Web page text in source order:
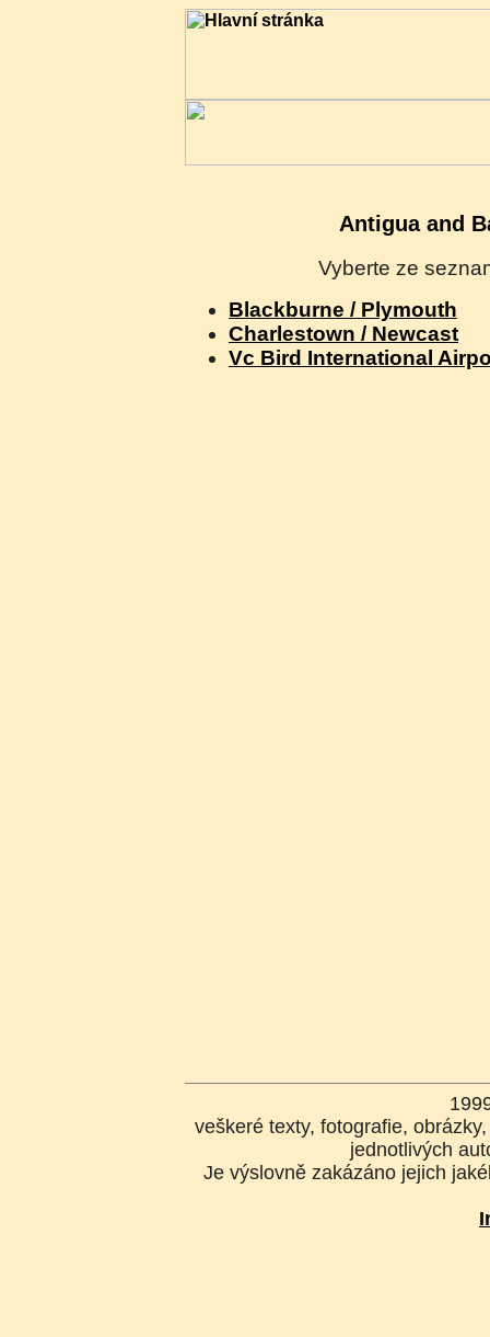
Antigua and
Vyberte ze
Blackburne / Plymouth
Charlestown / Newcast
Vc Bird International
veškeré texty, fotografie,
jednotlivých
Je výslovně zakázáno jejich